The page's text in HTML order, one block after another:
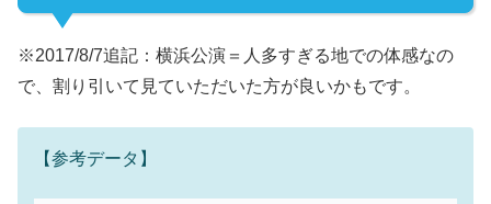
※2017/8/7追記：横浜公演＝人多すぎる地での体感なの
で、割り引いて見ていただいた方が良いかもです。
【参考データ】